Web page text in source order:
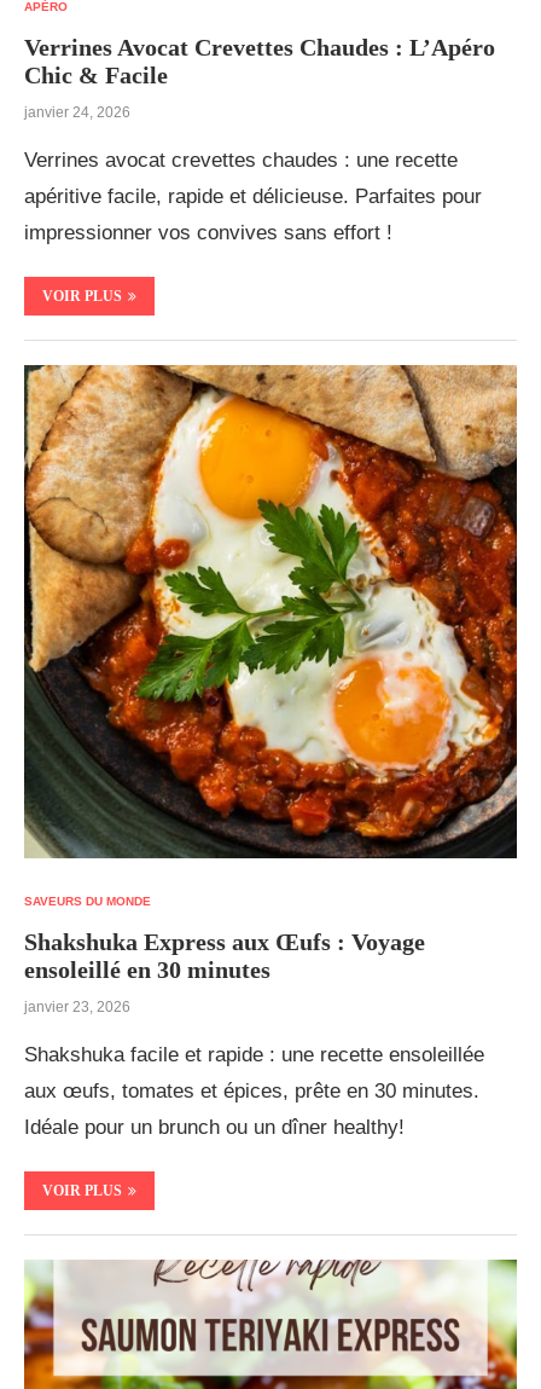
APÉRO
Verrines Avocat Crevettes Chaudes : L’Apéro
Chic & Facile
janvier 24, 2026
Verrines avocat crevettes chaudes : une recette
apéritive facile, rapide et délicieuse. Parfaites pour
impressionner vos convives sans effort !
VOIR PLUS
SAVEURS DU MONDE
Shakshuka Express aux Œufs : Voyage
ensoleillé en 30 minutes
janvier 23, 2026
Shakshuka facile et rapide : une recette ensoleillée
aux œufs, tomates et épices, prête en 30 minutes.
Idéale pour un brunch ou un dîner healthy!
VOIR PLUS